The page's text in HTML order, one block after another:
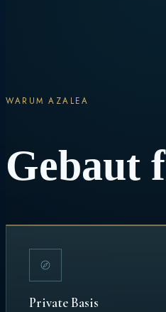
WARUM AZALEA
Gebaut
Private Basis